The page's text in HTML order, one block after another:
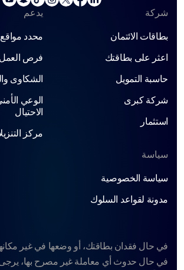
شركة
بطاقات الائتمان
اعثر على بطاقتك
حاسبة التمويل
شركة كبرى
استثمار
يدعم
محدد
فرص العمل
الشكاوى
الوعي
الاحتيال
مركز
سياسة
سياسة الخصوصية
مدونة لقواعد السلوك
في حال فقدان بطاقتك، أو وضعها في غير
في حال حدوث أي معاملة غير مصرح بها، يرجى